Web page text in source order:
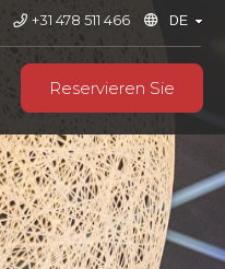
+31 478 511 466
Reservieren Sie